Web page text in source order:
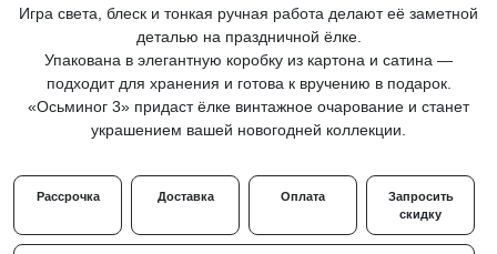
Игра света, блеск и тонкая ручная работа делают её заметной
деталью на праздничной ёлке.
Упакована в элегантную коробку из картона и сатина —
подходит для хранения и готова к вручению в подарок.
«Осьминог 3» придаст ёлке винтажное очарование и станет
украшением вашей новогодней коллекции.
Рассрочка Доставка Оплата
Запросить
скидку